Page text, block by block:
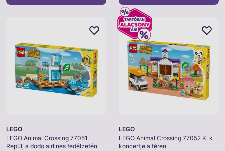
LEGO
LEGO Animal Crossing 77051
Repülj a dodo airlines fedélzetén
LEGO
LEGO Animal Crossing 77052 K. k
koncertje a téren